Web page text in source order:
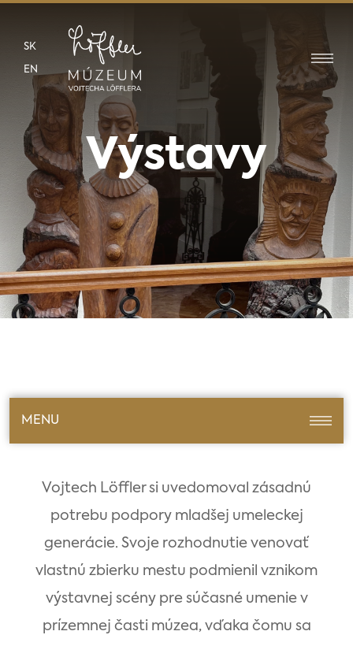
SK
EN
Výstavy
MENU
Vojtech Löffler si uvedomoval zásadnú
potrebu podpory mladšej umeleckej
generácie. Svoje rozhodnutie venovať
vlastnú zbierku mestu podmienil vznikom
výstavnej scény pre súčasné umenie v
prízemnej časti múzea, vďaka čomu sa